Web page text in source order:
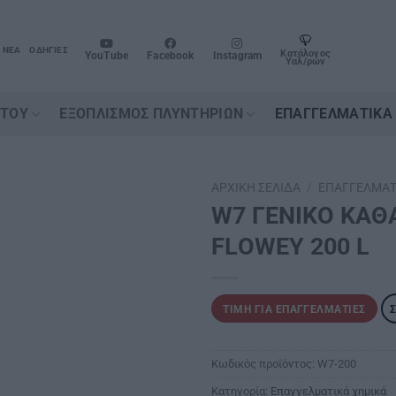
ΝΈΑ ΟΔΗΓΊΕΣ YouTube Facebook Instagram Κατάλογος
Υαλ/ρων
ΕΞΟΠΛΙΣΜΌΣ ΠΛΥΝΤΗΡΊΩΝ
ΑΡΧΙΚΉ ΣΕΛΊΔΑ
W7 ΓΕΝΙΚΟ
FLΟWΕΥ 200 L
ΤΙΜΉ ΓΙΑ ΕΠΑΓΓΕΛΜΑΤΊΕΣ
Κωδικός προϊόντος: W7-200
Κατηγορία: Επαγγελματικά χημικά